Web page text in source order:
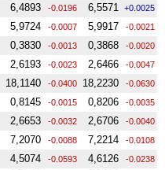
6,4893 -0.0196 6,5571 +0.0025
5,9724 -0.0007 5,9917 -0.0021
0,3830 -0.0013 0,3868 -0.0020
2,6193 -0.0023 2,6466 -0.0047
18,1140 -0.0400 18,2230 -0.0630
0,8145 -0.0015 0,8206 -0.0035
2,6653 -0.0032 2,6706 -0.0040
7,2070 -0.0088 7,2214 -0.0108
4,5074 -0.0593 4,6126 -0.0238